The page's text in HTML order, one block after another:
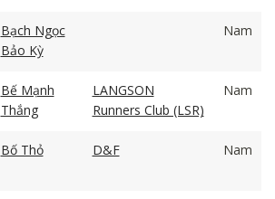
Bạch Ngọc
Bảo Kỳ
Nam
Bế Mạnh
Thắng
LANGSON
Runners Club (LSR)
Nam
Bố Thỏ D&F Nam